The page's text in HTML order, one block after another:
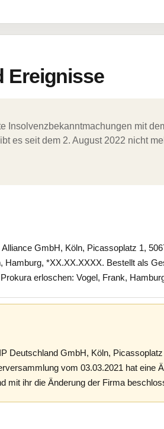
Ereignisse
Insolvenzbekanntmachungen mit
es seit dem 2. August 2022 nicht
Alliance GmbH, Köln, Picassoplatz 1,
Hamburg, *XX.XX.XXXX. Bestellt als
erloschen: Vogel, Frank,
Deutschland GmbH, Köln,
vom 03.03.2021 hat eine
mit ihr die Änderung der Firma